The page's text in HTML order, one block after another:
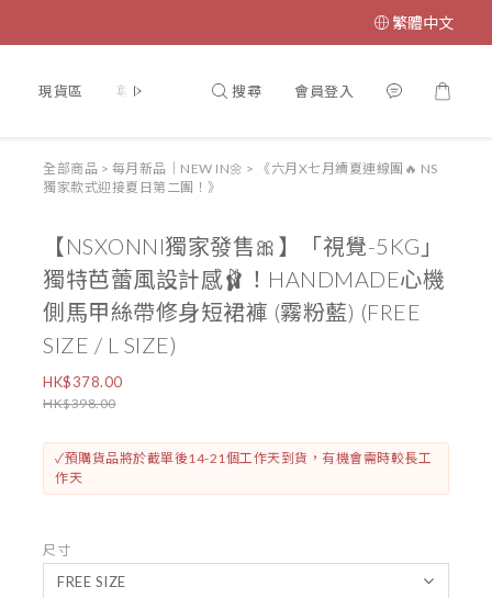
繁體中文
現貨區 尊寵計劃♥VIP 【門市開放時間🎏】 【
搜尋 會員登入
全部商品 > 每月新品｜NEW IN🌼 >
《六月X七月續夏連線團🔥 NS
獨家款式迎接夏日第二團！》
【NSXONNI獨家發售🎀】「視覺-5KG」
獨特芭蕾風設計感🩰！HANDMADE心機
側馬甲絲帶修身短裙褲 (霧粉藍) (FREE
SIZE / L SIZE)
HK$378.00
HK$398.00
✓預購貨品將於截單後14-21個工作天到貨，有機會需時較長工
作天
尺寸